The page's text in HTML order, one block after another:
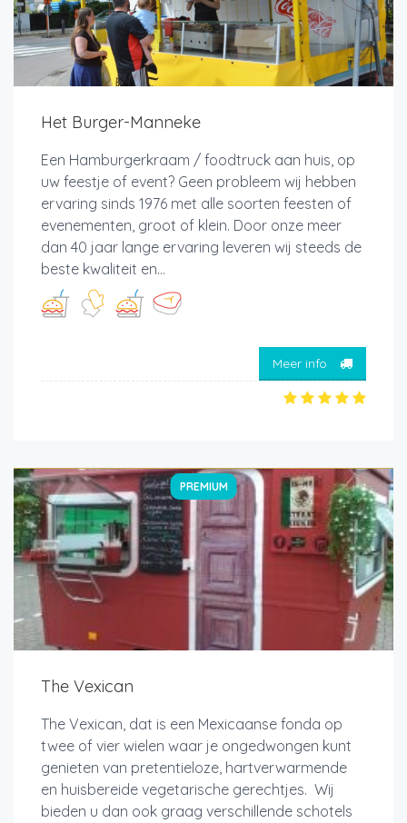
Het Burger-Manneke
Een Hamburgerkraam / foodtruck aan huis, op
uw feestje of event? Geen probleem wij hebben
ervaring sinds 1976 met alle soorten feesten of
evenementen, groot of klein. Door onze meer
dan 40 jaar lange ervaring leveren wij steeds de
beste kwaliteit en...
Meer info
PREMIUM
The Vexican
The Vexican, dat is een Mexicaanse fonda op
twee of vier wielen waar je ongedwongen kunt
genieten van pretentieloze, hartverwarmende
en huisbereide vegetarische gerechtjes. Wij
bieden u dan ook graag verschillende schotels